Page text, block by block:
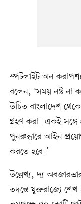
স্পটলাইট অন
বলেন, ‘সময় নষ্ট না
উচিত বাংলাদেশ
গ্রহণ করা। একই সঙ্গে
পুনরুদ্ধারে আইন
করতে হবে।’
উল্লেখ্য, দ্য
তদন্তে যুক্তরাজ্যে শেখ